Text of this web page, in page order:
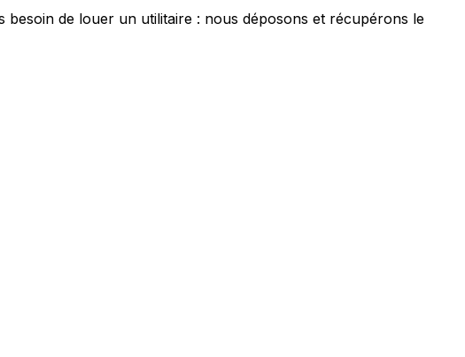
de louer un utilitaire : nous déposons et récupérons le